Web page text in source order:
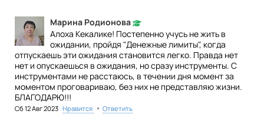
Марина Родионова
Алоха Кекалике! Постепенно учусь не жить в
ожидании, пройдя "Денежные лимиты", когда
отпускаешь эти ожидания становится легко. Правда нет
нет и опускаешься в ожидания, но сразу инструменты. С
инструментами не расстаюсь, в течении дня момент за
моментом проговариваю, без них не представляю жизни.
БЛАГОДАРЮ!!!
Сб 12 Авг 2023 Нравится • Ответить